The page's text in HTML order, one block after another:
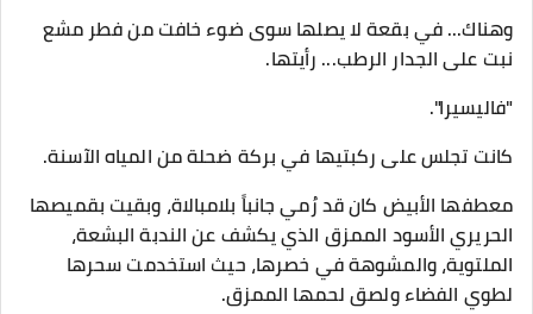
​وهناك... في بقعة لا يصلها سوى ضوء خافت من فطر مشع
نبت على الجدار الرطب... رأيتها.
​"فاليسيرا".
​كانت تجلس على ركبتيها في بركة ضحلة من المياه الآسنة.
معطفها الأبيض كان قد رُمي جانباً بلامبالاة، وبقيت بقميصها
الحريري الأسود الممزق الذي يكشف عن الندبة البشعة،
الملتوية، والمشوهة في خصرها، حيث استخدمت سحرها
لطوي الفضاء ولصق لحمها الممزق.